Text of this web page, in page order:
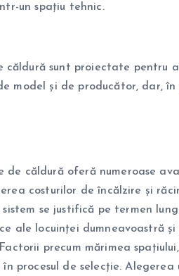
un spațiu tehnic.
căldură sunt proiectate pentru
model și de producător, dar, în
de căldură oferă numeroase
costurilor de încălzire și
se justifică pe termen
ale locuinței dumneavoastră și
precum mărimea
procesul de selecție. Alegerea